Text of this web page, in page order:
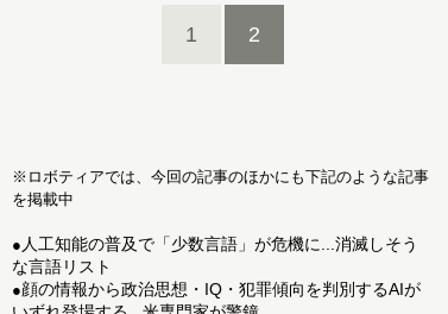
1 2
※ロボティアでは、今回の記事のほかにも下記のような記事
を掲載中
● 人工知能の普及で「少数言語」が危機に...消滅しそう
な言語リスト
●顔の情報から政治思想・IQ・犯罪傾向を判別するAIが